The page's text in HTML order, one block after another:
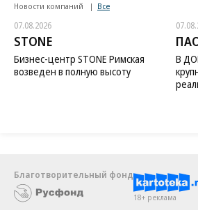
Новости компаний Все
07.08.2026
STONE
Бизнес-центр STONE Римская
возведен в полную высоту
В
Благотворительный фонд
18+ реклама